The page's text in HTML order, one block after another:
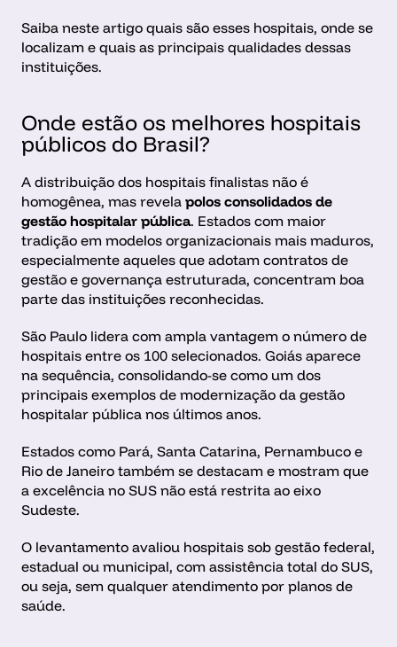
Saiba neste artigo quais são esses hospitais, onde se
localizam e quais as principais qualidades dessas
instituições.
Onde estão os melhores hospitais
públicos do Brasil?
A distribuição dos hospitais finalistas não é
homogênea, mas revela polos consolidados de
gestão hospitalar pública. Estados com maior
tradição em modelos organizacionais mais maduros,
especialmente aqueles que adotam contratos de
gestão e governança estruturada, concentram boa
parte das instituições reconhecidas.
São Paulo lidera com ampla vantagem o número de
hospitais entre os 100 selecionados. Goiás aparece
na sequência, consolidando-se como um dos
principais exemplos de modernização da gestão
hospitalar pública nos últimos anos.
Estados como Pará, Santa Catarina, Pernambuco e
Rio de Janeiro também se destacam e mostram que
a excelência no SUS não está restrita ao eixo
Sudeste.
O levantamento avaliou hospitais sob gestão federal,
estadual ou municipal, com assistência total do SUS,
ou seja, sem qualquer atendimento por planos de
saúde.